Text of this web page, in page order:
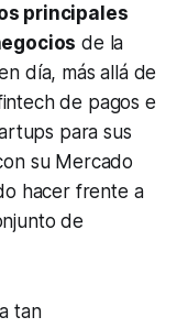
principales
de la
día, más allá de
de pagos e
para sus
su Mercado
hacer frente a
de
tan